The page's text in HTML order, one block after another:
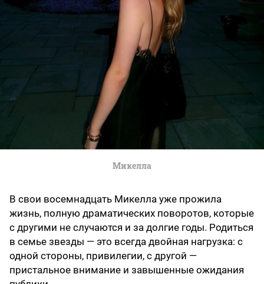
Микелла
В свои восемнадцать Микелла уже прожила
жизнь, полную драматических поворотов, которые
с другими не случаются и за долгие годы. Родиться
в семье звезды — это всегда двойная нагрузка: с
одной стороны, привилегии, с другой —
пристальное внимание и завышенные ожидания